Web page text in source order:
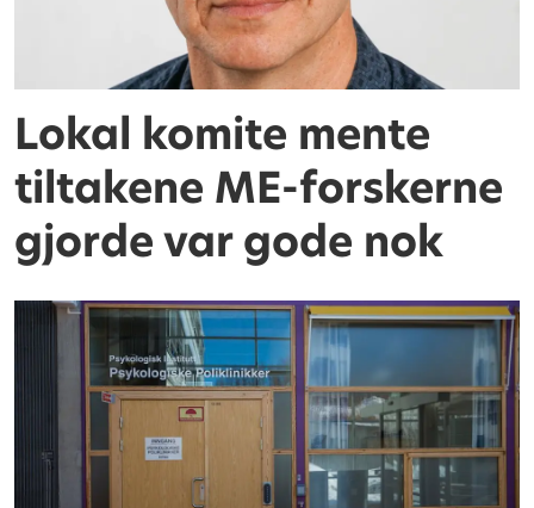
Lokal komite mente
tiltakene ME-forskerne
gjorde var gode nok